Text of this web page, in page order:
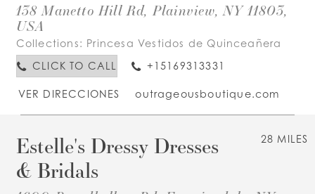
138 Manetto Hill Rd, Plainview, NY 11803,
USA
Collections: Princesa Vestidos de Quinceañera
CLICK TO CALL
+15169313331
VER DIRECCIONES outrageousboutique.com
28 MILES
Estelle's Dressy Dresses
& Bridals